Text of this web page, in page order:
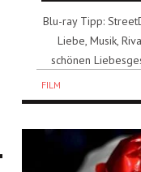
Blu-ray Tipp:
Liebe, Musik,
schönen
FILM